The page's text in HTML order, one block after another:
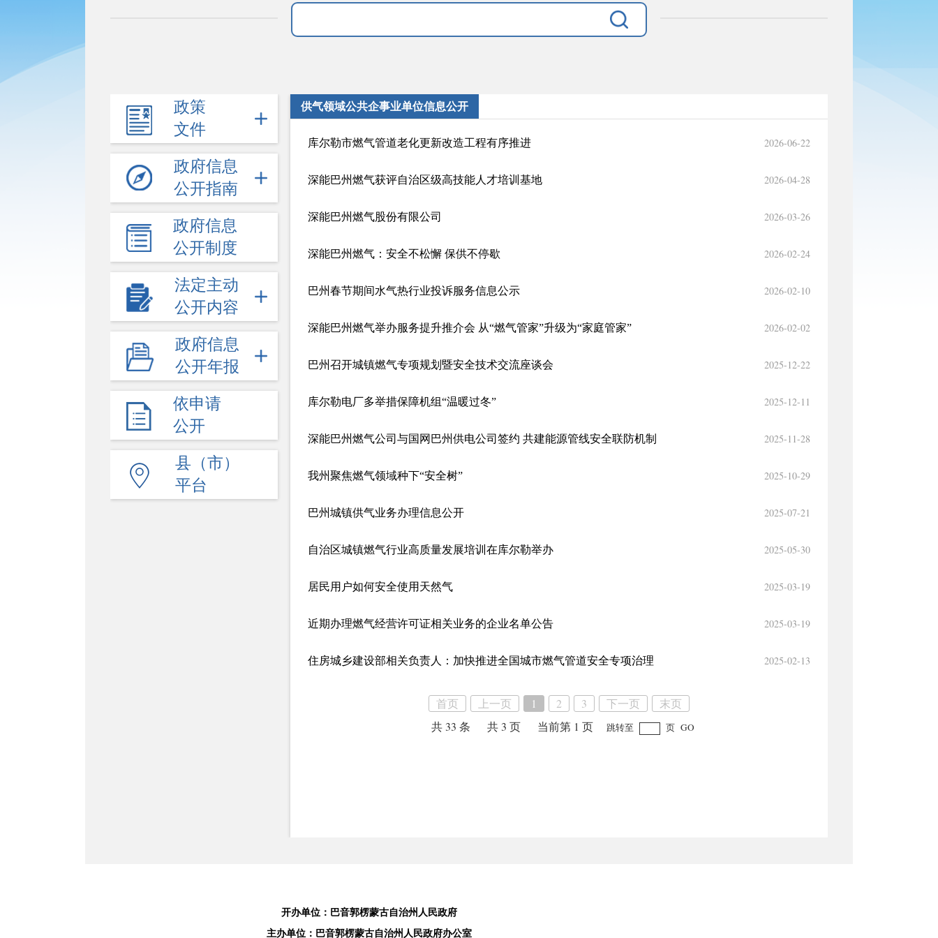
政策
文件
政府信息
公开指南
政府信息
公开制度
法定主动
公开内容
政府信息
公开年报
依申请
公开
县（市）
平台
供气领域公共企事业单位信息公开
库尔勒市燃气管道老化更新改造工程有序推进 2026-06-22
深能巴州燃气获评自治区级高技能人才培训基地 2026-04-28
深能巴州燃气股份有限公司 2026-03-26
深能巴州燃气：安全不松懈 保供不停歇 2026-02-24
巴州春节期间水气热行业投诉服务信息公示 2026-02-10
深能巴州燃气举办服务提升推介会 从“燃气管家”升级为“家庭管家” 2026-02-02
巴州召开城镇燃气专项规划暨安全技术交流座谈会 2025-12-22
库尔勒电厂多举措保障机组“温暖过冬” 2025-12-11
深能巴州燃气公司与国网巴州供电公司签约 共建能源管线安全联防机制 2025-11-28
我州聚焦燃气领域种下“安全树” 2025-10-29
巴州城镇供气业务办理信息公开 2025-07-21
自治区城镇燃气行业高质量发展培训在库尔勒举办 2025-05-30
居民用户如何安全使用天然气 2025-03-19
近期办理燃气经营许可证相关业务的企业名单公告 2025-03-19
住房城乡建设部相关负责人：加快推进全国城市燃气管道安全专项治理 2025-02-13
首页 上一页 1 2 3 下一页
末页
共 33 条
共 3 页 当前第 1 页 跳转至 页 GO
开办单位：巴音郭楞蒙古自治州人民政府
主办单位：巴音郭楞蒙古自治州人民政府办公室